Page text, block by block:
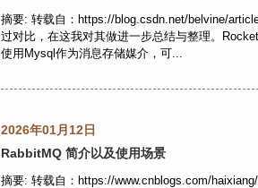
摘要: 转载自：https://blog.csdn.net/belvine/
过对比，在这我对其做进一步总结与整理。
使用Mysql作为消息存储媒介，可...
2026年01月12日
RabbitMQ 简介以及使用场景
摘要: 转载自：https://www.cnblogs.com/